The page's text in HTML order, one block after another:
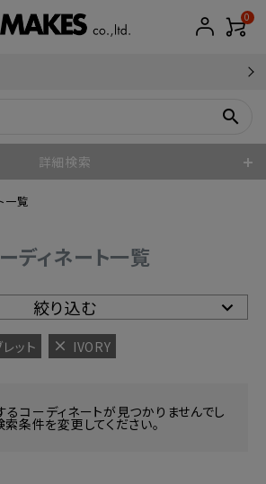
0
search
詳細検索
一覧
ディネート一覧
絞り込む
ット IVORY
コーディネートが見つかりませんでし
索条件を変更してください。